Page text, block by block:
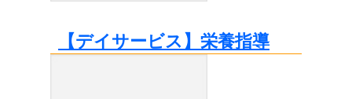
【デイサービス】栄養指導